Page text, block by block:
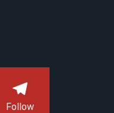
Follow